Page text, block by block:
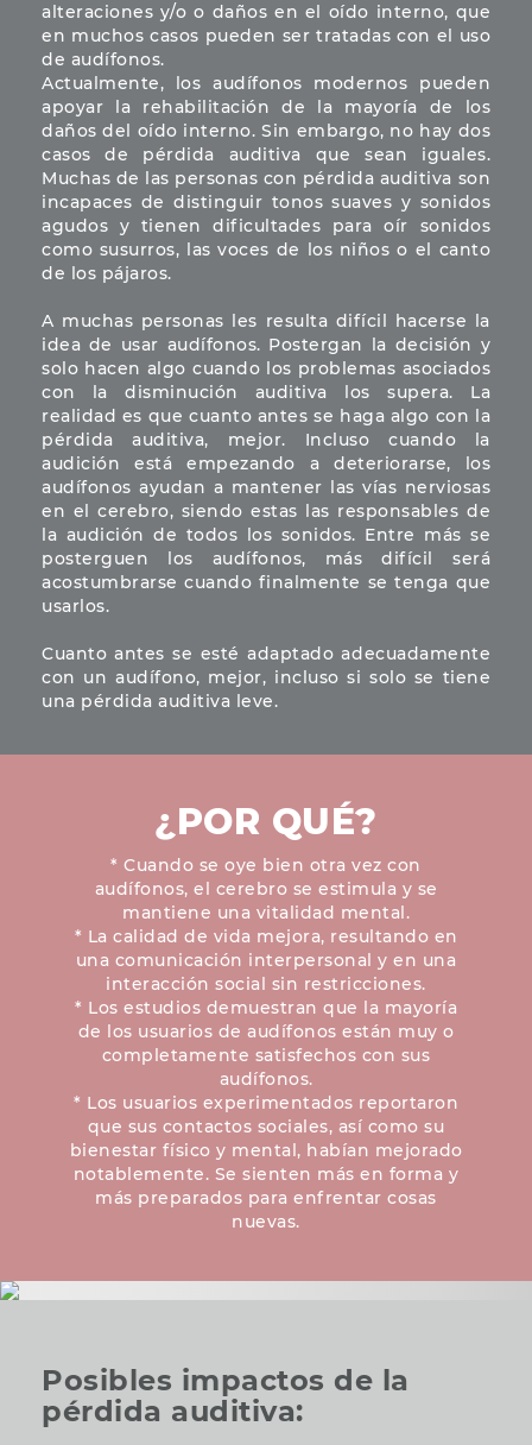
alteraciones y/o o daños en el oído interno, que
en muchos casos pueden ser tratadas con el uso
de audífonos.
Actualmente, los audífonos modernos pueden
apoyar la rehabilitación de la mayoría de los
daños del oído interno. Sin embargo, no hay dos
casos de pérdida auditiva que sean iguales.
Muchas de las personas con pérdida auditiva son
incapaces de distinguir tonos suaves y sonidos
agudos y tienen dificultades para oír sonidos
como susurros, las voces de los niños o el canto
de los pájaros.
A muchas personas les resulta difícil hacerse la
idea de usar audífonos. Postergan la decisión y
solo hacen algo cuando los problemas asociados
con la disminución auditiva los supera. La
realidad es que cuanto antes se haga algo con la
pérdida auditiva, mejor. Incluso cuando la
audición está empezando a deteriorarse, los
audífonos ayudan a mantener las vías nerviosas
en el cerebro, siendo estas las responsables de
la audición de todos los sonidos. Entre más se
posterguen los audífonos, más difícil será
acostumbrarse cuando finalmente se tenga que
usarlos.
Cuanto antes se esté adaptado adecuadamente
con un audífono, mejor, incluso si solo se tiene
una pérdida auditiva leve.
¿POR QUÉ?
* Cuando se oye bien otra vez con
audífonos, el cerebro se estimula y se
mantiene una vitalidad mental.
* La calidad de vida mejora, resultando en
una comunicación interpersonal y en una
interacción social sin restricciones.
* Los estudios demuestran que la mayoría
de los usuarios de audífonos están muy o
completamente satisfechos con sus
audífonos.
* Los usuarios experimentados reportaron
que sus contactos sociales, así como su
bienestar físico y mental, habían mejorado
notablemente. Se sienten más en forma y
más preparados para enfrentar cosas
nuevas.
Posibles impactos de la
pérdida auditiva: